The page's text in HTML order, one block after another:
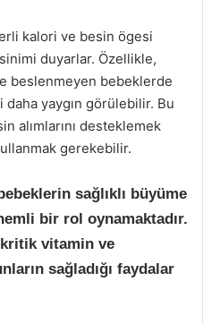
kalori ve besin ögesi
duyarlar. Özellikle,
beslenmeyen bebeklerde
yaygın görülebilir. Bu
alımlarını desteklemek
gerekebilir.
sağlıklı büyüme
bir rol oynamaktadır.
vitamin ve
sağladığı faydalar